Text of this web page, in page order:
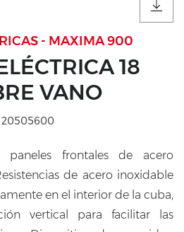
- MAXIMA 900
18
VANO
20505600
frontales de acero
de acero inoxidable
en el interior de la cuba,
vertical para facilitar las